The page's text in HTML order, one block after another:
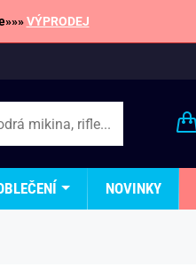
VÝPRODEJ
NOVINKY